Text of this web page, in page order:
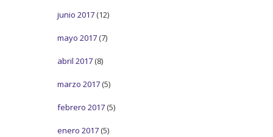
junio 2017 (12)
mayo 2017 (7)
abril 2017 (8)
marzo 2017 (5)
febrero 2017 (5)
enero 2017 (5)